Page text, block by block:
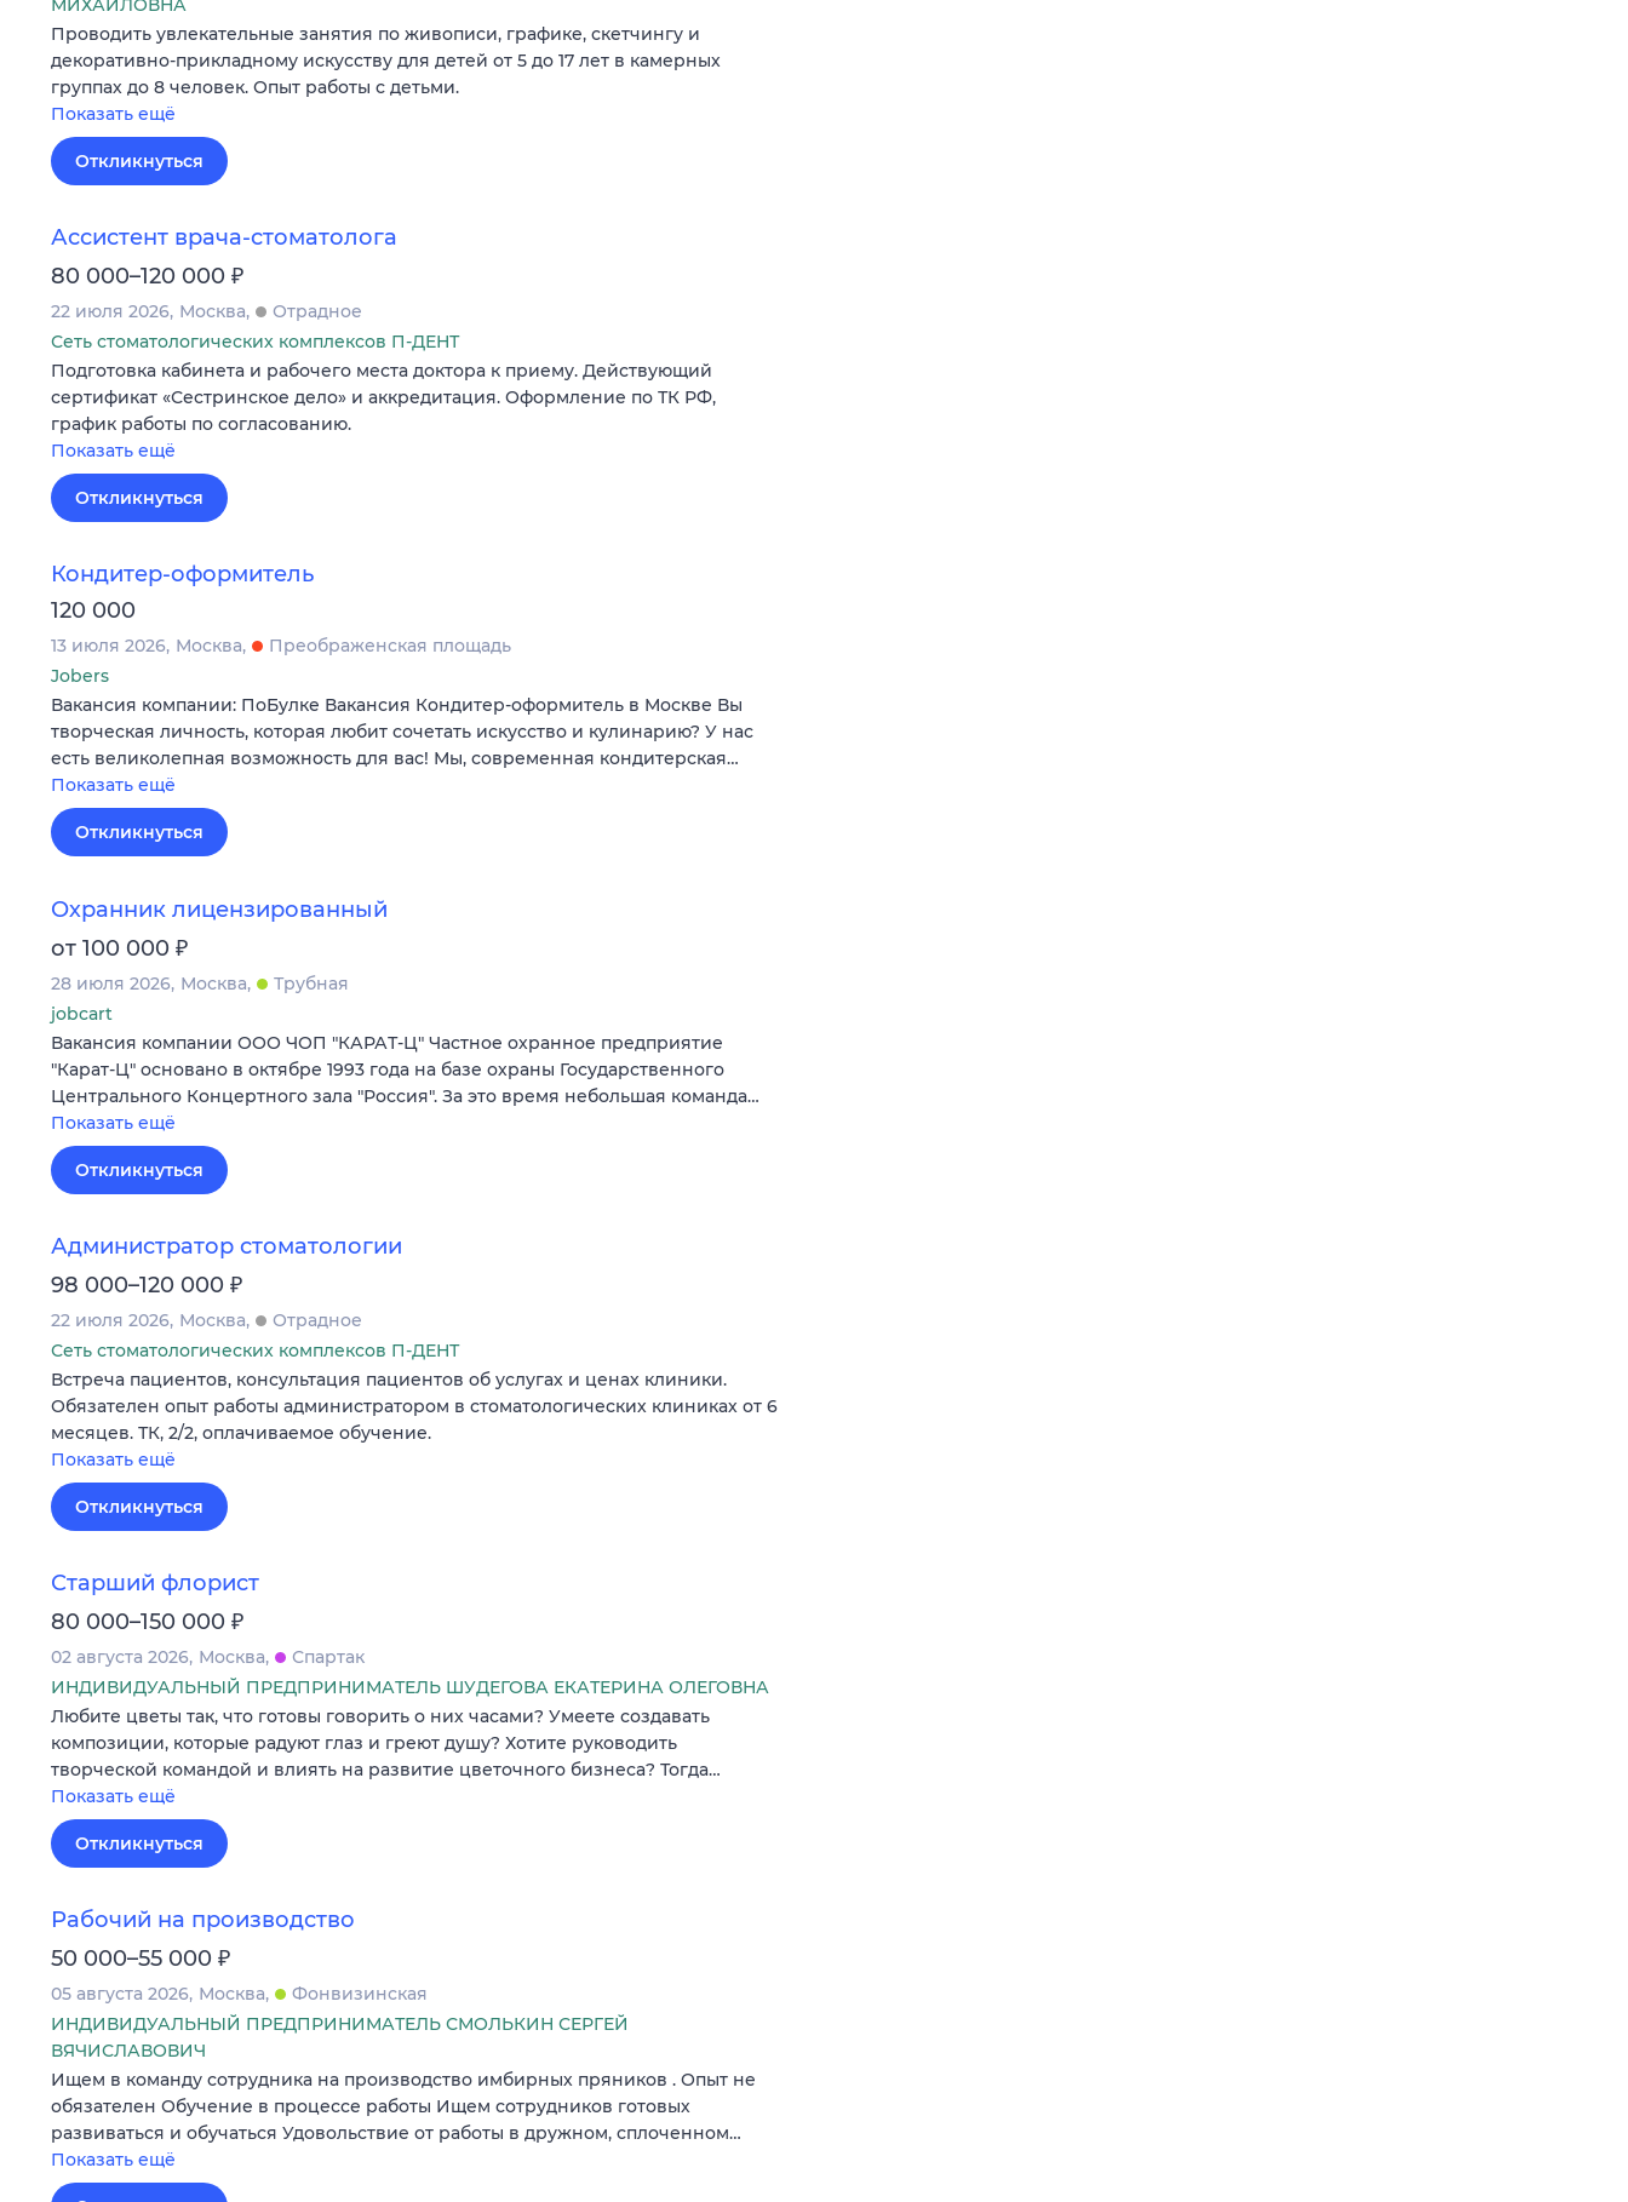
МИХАЙЛОВНА
Проводить увлекательные занятия по живописи, графике, скетчингу и
декоративно-прикладному искусству для детей от 5 до 17 лет в камерных
группах до 8 человек. Опыт работы с детьми.
Показать ещё
Откликнуться
Ассистент врача-стоматолога
80 000–120 000 ₽
22 июля 2026 Москва
Отрадное
Сеть стоматологических комплексов П-ДЕНТ
Подготовка кабинета и рабочего места доктора к приему. Действующий
сертификат «Сестринское дело» и аккредитация. Оформление по ТК РФ,
график работы по согласованию.
Показать ещё
Откликнуться
Кондитер-оформитель
120 000
13 июля 2026 Москва
Преображенская площадь
Jobers
Вакансия компании: ПоБулке Вакансия Кондитер-оформитель в Москве Вы
творческая личность, которая любит сочетать искусство и кулинарию? У нас
есть великолепная возможность для вас! Мы, современная кондитерская…
Показать ещё
Откликнуться
Охранник лицензированный
от 100 000 ₽
28 июля 2026 Москва
Трубная
jobcart
Вакансия компании ООО ЧОП "КАРАТ-Ц" Частное охранное предприятие
"Карат-Ц" основано в октябре 1993 года на базе охраны Государственного
Центрального Концертного зала "Россия". За это время небольшая команда…
Показать ещё
Откликнуться
Администратор стоматологии
98 000–120 000 ₽
22 июля 2026 Москва
Отрадное
Сеть стоматологических комплексов П-ДЕНТ
Встреча пациентов, консультация пациентов об услугах и ценах клиники.
Обязателен опыт работы администратором в стоматологических клиниках от 6
месяцев. ТК, 2/2, оплачиваемое обучение.
Показать ещё
Откликнуться
Старший флорист
80 000–150 000 ₽
02 августа 2026 Москва
Спартак
ИНДИВИДУАЛЬНЫЙ ПРЕДПРИНИМАТЕЛЬ ШУДЕГОВА ЕКАТЕРИНА ОЛЕГОВНА
Любите цветы так, что готовы говорить о них часами? Умеете создавать
композиции, которые радуют глаз и греют душу? Хотите руководить
творческой командой и влиять на развитие цветочного бизнеса? Тогда…
Показать ещё
Откликнуться
Рабочий на производство
50 000–55 000 ₽
05 августа 2026 Москва
Фонвизинская
ИНДИВИДУАЛЬНЫЙ ПРЕДПРИНИМАТЕЛЬ СМОЛЬКИН СЕРГЕЙ
ВЯЧИСЛАВОВИЧ
Ищем в команду сотрудника на производство имбирных пряников . Опыт не
обязателен Обучение в процессе работы Ищем сотрудников готовых
развиваться и обучаться Удовольствие от работы в дружном, сплоченном…
Показать ещё